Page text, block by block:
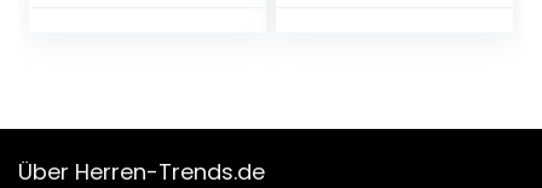
Über Herren-Trends.de